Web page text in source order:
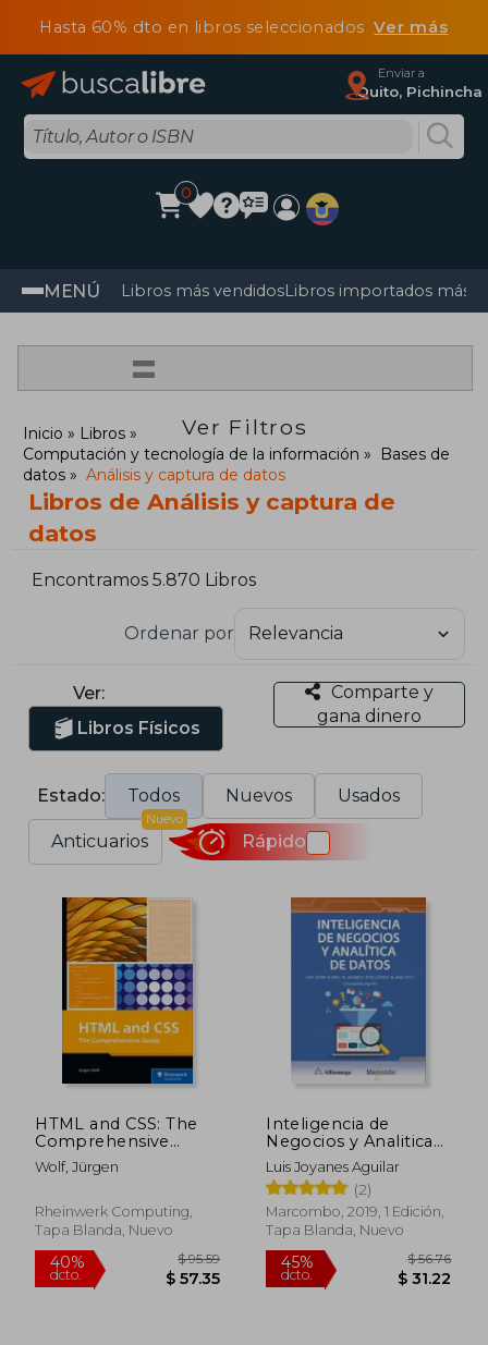
Hasta 60% dto en libros seleccionadosVer más
Enviar a
Quito, Pichincha
0
MENÚ Libros más vendidosLibros importados más
=
Ver Filtros
Inicio
Libros
Computación y tecnología de la información
Bases de
datos
Análisis y captura de datos
Libros de Análisis y captura de
datos
Encontramos 5.870 Libros
Ordenar por
Ver:
Libros Físicos
Comparte y
gana dinero
Estado: Todos Nuevos Usados
Anticuarios
Nuevo
Rápido
HTML and CSS: The
Comprehensive
Guide (en Inglés)
Wolf, Jürgen
Rheinwerk Computing,
Tapa Blanda, Nuevo
Inteligencia de
Negocios y Analitica
de Datos
Luis Joyanes Aguilar
(2)
Marcombo, 2019, 1 Edición,
Tapa Blanda, Nuevo